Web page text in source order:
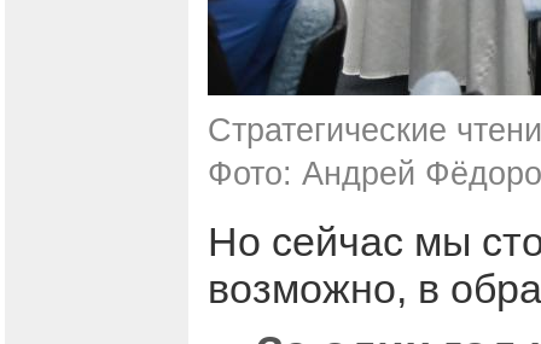
Стратегические
Фото: Андрей
Но сейчас мы
возможно, в